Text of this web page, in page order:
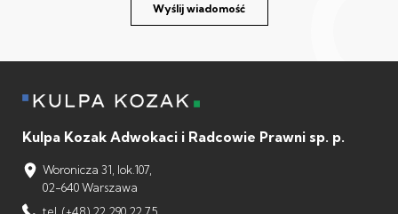
Wyślij wiadomość
Kulpa Kozak Adwokaci i Radcowie Prawni sp. p.
Woronicza 31, lok.107,
02-640 Warszawa